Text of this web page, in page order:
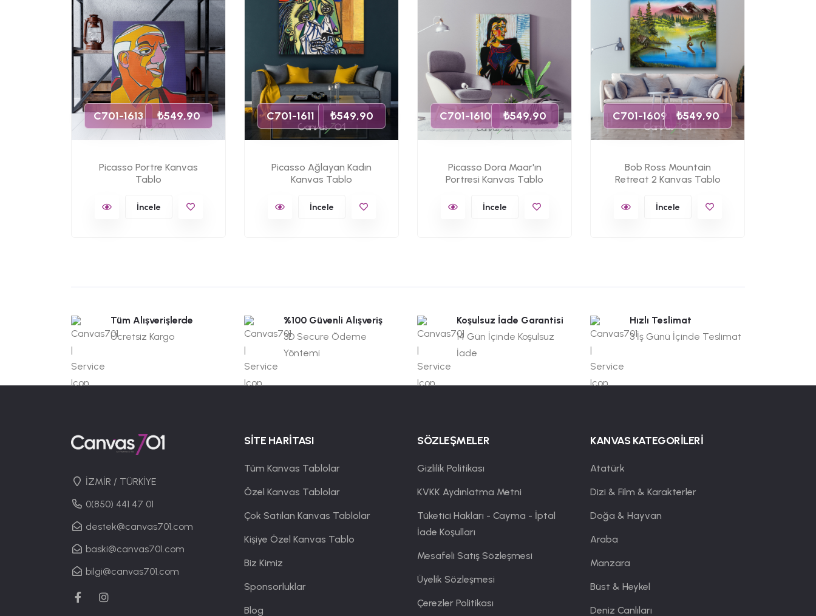
C701-1613 ₺549,90
Picasso Portre Kanvas
Tablo
İncele
C701-1611 ₺549,90
Picasso Ağlayan Kadın
Kanvas Tablo
İncele
C701-1610 ₺549,90
Picasso Dora Maar'ın
Portresi Kanvas Tablo
İncele
C701-1609 ₺549,90
Bob Ross Mountain
Retreat 2 Kanvas Tablo
İncele
Tüm Alışverişlerde
Ücretsiz Kargo
%100 Güvenli Alışveriş
3D Secure Ödeme
Yöntemi
Koşulsuz İade Garantisi
14 Gün İçinde Koşulsuz
İade
Hızlı Teslimat
3 İş Günü İçinde Teslimat
İZMİR / TÜRKİYE
0(850) 441 47 01
destek@canvas701.com
baski@canvas701.com
bilgi@canvas701.com
SİTE HARİTASI
Tüm Kanvas Tablolar
Özel Kanvas Tablolar
Çok Satılan Kanvas Tablolar
Kişiye Özel Kanvas Tablo
Biz Kimiz
Sponsorluklar
Blog
SÖZLEŞMELER
Gizlilik Politikası
KVKK Aydınlatma Metni
Tüketici Hakları - Cayma - İptal
İade Koşulları
Mesafeli Satış Sözleşmesi
Üyelik Sözleşmesi
Çerezler Politikası
KANVAS KATEGORİLERİ
Atatürk
Dizi & Film & Karakterler
Doğa & Hayvan
Araba
Manzara
Büst & Heykel
Deniz Canlıları